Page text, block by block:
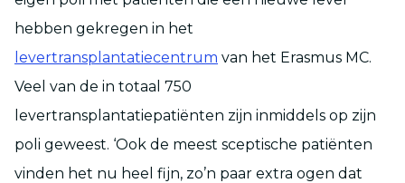
hebben gekregen in het
levertransplantatiecentrum van het Erasmus MC.
Veel van de in totaal 750
levertransplantatiepatiënten zijn inmiddels op zijn
poli geweest. ‘Ook de meest sceptische patiënten
vinden het nu heel fijn, zo’n paar extra ogen dat